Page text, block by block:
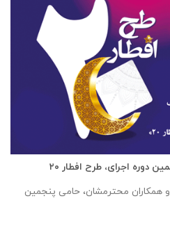
همکاران محترمشان، حامی پنجمین